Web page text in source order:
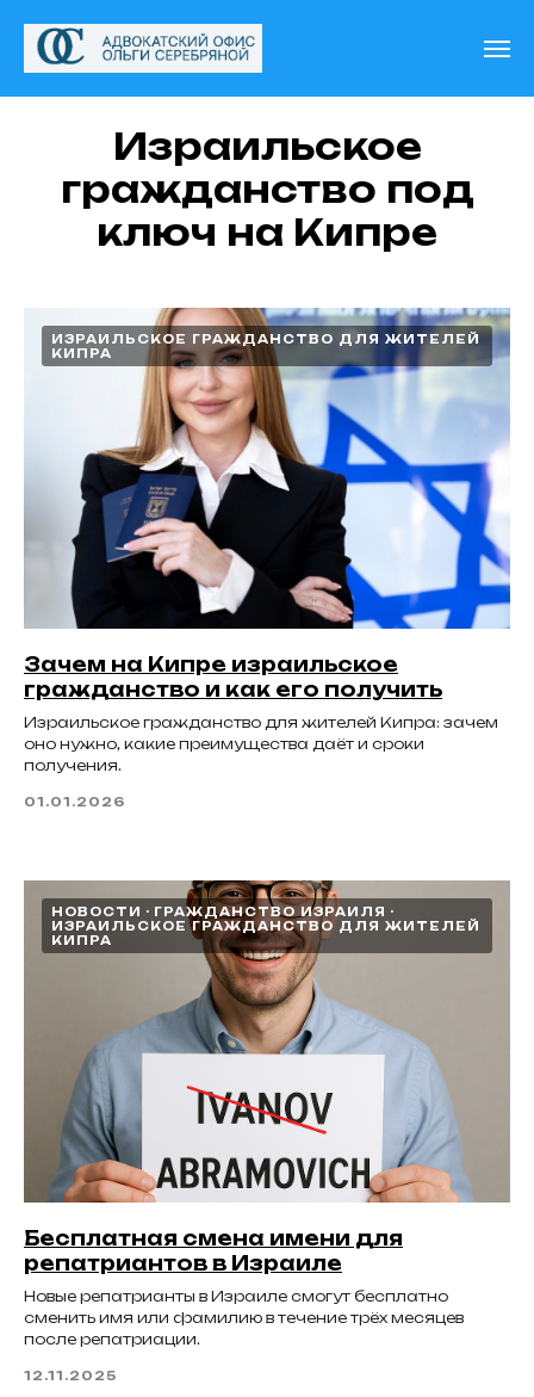
Израильское
гражданство под
ключ на Кипре
ИЗРАИЛЬСКОЕ ГРАЖДАНСТВО ДЛЯ ЖИТЕЛЕЙ
КИПРА
Зачем на Кипре израильское
гражданство и как его получить
Израильское гражданство для жителей Кипра: зачем
оно нужно, какие преимущества даёт и сроки
получения.
01.01.2026
НОВОСТИ
ГРАЖДАНСТВО ИЗРАИЛЯ
ИЗРАИЛЬСКОЕ ГРАЖДАНСТВО ДЛЯ ЖИТЕЛЕЙ
КИПРА
Бесплатная смена имени для
репатриантов в Израиле
Новые репатрианты в Израиле смогут бесплатно
сменить имя или фамилию в течение трёх месяцев
после репатриации.
12.11.2025